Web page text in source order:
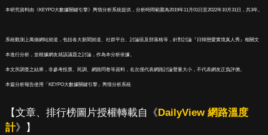
本研究資料由《KEYPO大數據關鍵引擎》輿情分析系統提供，分析時間範圍為2019年11月01日至2022年10月31日，共3年。
系統觀測上萬個網站頻道，包括各大新聞頻道、社群平台、討論區及部落格等，針對討論『日韓戀愛實境真人秀』相關文
本進行分析，並根據網友就該議題之討論，作為本分析依據。
本文所調查之結果，非參考投票、民調、網路問卷等資料，名次僅代表網路討論聲量大小，不代表網友正負評價。
本篇分析報告使用「KEYPO大數據關鍵引擎」輿情分析系統
【文章、排行榜圖片授權轉載自《DailyView 網路溫度
計》】